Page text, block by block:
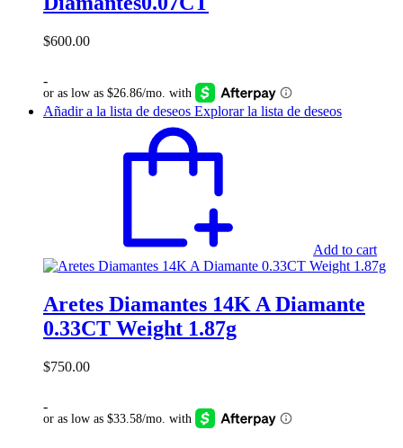
$600.00
-
Añadir a la lista de deseos Explorar la lista de deseos
Add to cart
Aretes Diamantes 14K A Diamante
0.33CT Weight 1.87g
$750.00
-